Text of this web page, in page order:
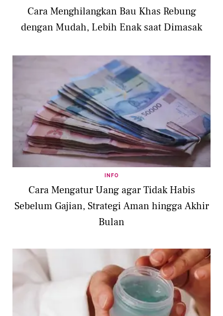
Cara Menghilangkan Bau Khas Rebung
dengan Mudah, Lebih Enak saat Dimasak
INFO
Cara Mengatur Uang agar Tidak Habis
Sebelum Gajian, Strategi Aman hingga Akhir
Bulan